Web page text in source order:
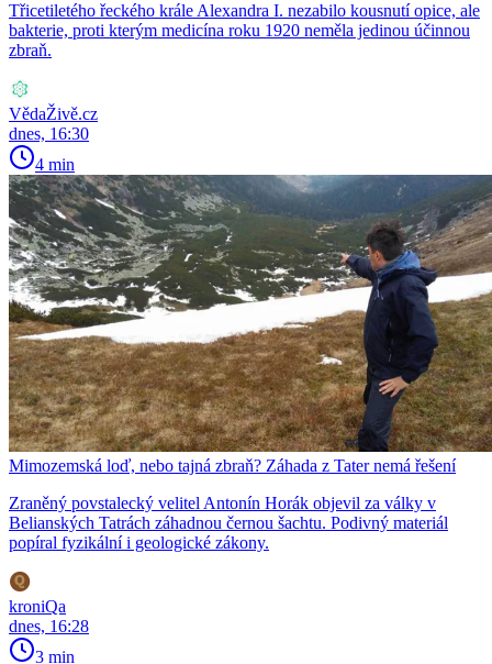
Třicetiletého řeckého krále Alexandra I. nezabilo kousnutí opice, ale
bakterie, proti kterým medicína roku 1920 neměla jedinou účinnou
zbraň.
VědaŽivě.cz
dnes, 16:30
4 min
Mimozemská loď, nebo tajná zbraň? Záhada z Tater nemá řešení
Zraněný povstalecký velitel Antonín Horák objevil za války v
Belianských Tatrách záhadnou černou šachtu. Podivný materiál
popíral fyzikální i geologické zákony.
kroniQa
dnes, 16:28
3 min